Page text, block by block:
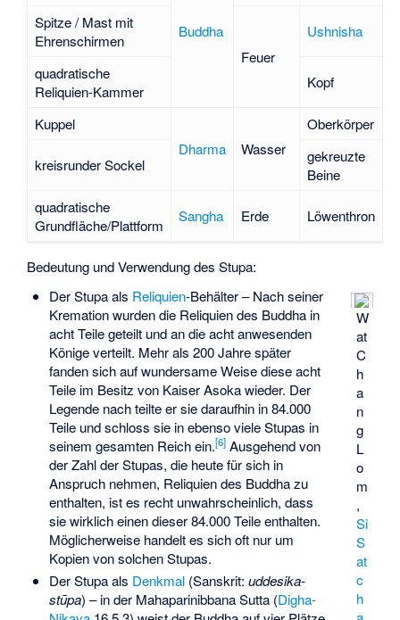
Buddha
Spitze / Mast mit
Ehrenschirmen
Feuer
Ushnisha
quadratische
Reliquien-Kammer
Kopf
Kuppel
Dharma
Wasser
Oberkörper
kreisrunder Sockel
gekreuzte
Beine
quadratische
Grundfläche/Plattform
Sangha Erde Löwenthron
Bedeutung und Verwendung des Stupa:
W
at
C
h
a
n
g
L
o
m
,
Si
S
at
c
h
Der Stupa als Reliquien-Behälter – Nach seiner
Kremation wurden die Reliquien des Buddha in
acht Teile geteilt und an die acht anwesenden
Könige verteilt. Mehr als 200 Jahre später
fanden sich auf wundersame Weise diese acht
Teile im Besitz von KaiserAsokawieder. Der
Legende nach teilte er sie daraufhin in 84.000
Teile und schloss sie in ebenso viele Stupas in
seinem gesamten Reich ein.[6]Ausgehend von
der Zahl der Stupas, die heute für sich in
Anspruch nehmen, Reliquien des Buddha zu
enthalten, ist es recht unwahrscheinlich, dass
sie wirklich einen dieser 84.000 Teile enthalten.
Möglicherweise handelt es sich oft nur um
Kopien von solchen Stupas.
Der Stupa als Denkmal(Sanskrit: uddesika-
stūpa) – in der Mahaparinibbana Sutta (Digha-